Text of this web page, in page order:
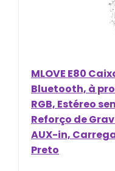
MLOVE E80
Bluetooth, à
RGB, Estéreo
Reforço de
AUX-in,
Preto